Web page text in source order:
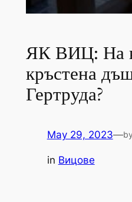
ЯК ВИЦ: На
кръстена
Гертруда?
May 29, 2023—by
in Вицове